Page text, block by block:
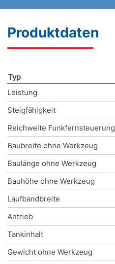
Produktdaten
Typ
Leistung
Steigfähigkeit
Reichweite Funkfernsteuerung
Baubreite ohne Werkzeug
Baulänge ohne Werkzeug
Bauhöhe ohne Werkzeug
Laufbandbreite
Antrieb
Tankinhalt
Gewicht ohne Werkzeug